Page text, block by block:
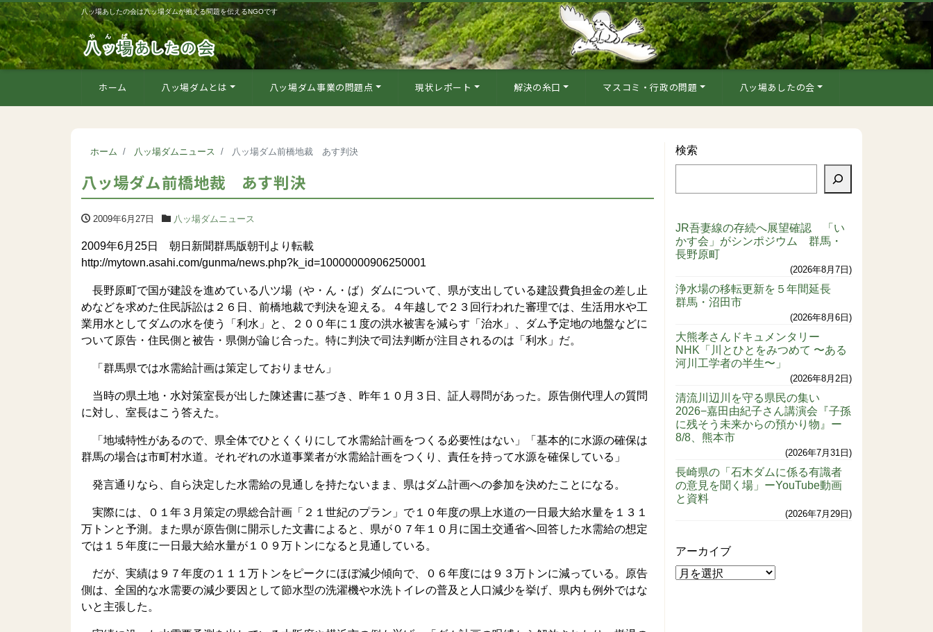
八ッ場あしたの会は八ッ場ダムが抱える問題を伝えるNGOです
ホーム 八ッ場ダムとは 八ッ場ダム事業の問題点 現状レポート 解決の糸口 マスコミ・行政の問題 八ッ場あしたの会
ホーム 八ッ場ダムニュース 八ッ場ダム前橋地裁 あす判決
八ッ場ダム前橋地裁 あす判決
2009年6月27日 八ッ場ダムニュース
2009年6月25日 朝日新聞群馬版朝刊より転載
http://mytown.asahi.com/gunma/news.php?k_id=10000000906250001
長野原町で国が建設を進めている八ツ場（や・ん・ば）ダムについて、県が支出している建設費負担金の差し止
めなどを求めた住民訴訟は２６日、前橋地裁で判決を迎える。４年越しで２３回行われた審理では、生活用水や工
業用水としてダムの水を使う「利水」と、２００年に１度の洪水被害を減らす「治水」、ダム予定地の地盤などに
ついて原告・住民側と被告・県側が論じ合った。特に判決で司法判断が注目されるのは「利水」だ。
「群馬県では水需給計画は策定しておりません」
当時の県土地・水対策室長が出した陳述書に基づき、昨年１０月３日、証人尋問があった。原告側代理人の質問
に対し、室長はこう答えた。
「地域特性があるので、県全体でひとくくりにして水需給計画をつくる必要性はない」「基本的に水源の確保は
群馬の場合は市町村水道。それぞれの水道事業者が水需給計画をつくり、責任を持って水源を確保している」
発言通りなら、自ら決定した水需給の見通しを持たないまま、県はダム計画への参加を決めたことになる。
実際には、０１年３月策定の県総合計画「２１世紀のプラン」で１０年度の県上水道の一日最大給水量を１３１
万トンと予測。また県が原告側に開示した文書によると、県が０７年１０月に国土交通省へ回答した水需給の想定
では１５年度に一日最大給水量が１０９万トンになると見通している。
だが、実績は９７年度の１１１万トンをピークにほぼ減少傾向で、０６年度には９３万トンに減っている。原告
側は、全国的な水需要の減少要因として節水型の洗濯機や水洗トイレの普及と人口減少を挙げ、県内も例外ではな
いと主張した。
検索
JR吾妻線の存続へ展望確認 「い
かす会」がシンポジウム 群馬・
長野原町
2026年8月7日
浄水場の移転更新を５年間延長
群馬・沼田市
2026年8月6日
大熊孝さんドキュメンタリー
NHK「川とひとをみつめて 〜ある
河川工学者の半生〜」
2026年8月2日
清流川辺川を守る県民の集い
2026−嘉田由紀子さん講演会『子孫
に残そう未来からの預かり物』ー
8/8、熊本市
2026年7月31日
長崎県の「石木ダムに係る有識者
の意見を聞く場」ーYouTube動画
と資料
2026年7月29日
アーカイブ